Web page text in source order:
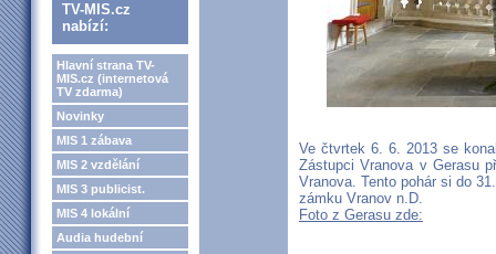
TV-MIS.cz
nabízí:
Hlavní strana TV-
MIS.cz (internetová
TV zdarma)
Novinky
MIS 1 zábava
MIS 2 vzdělání
MIS 3 publicist.
MIS 4 lokální
Audia hudební
Ve čtvrtek 6. 6. 2013 se
Zástupci Vranova v Gerasu
Vranova. Tento pohár si do
zámku Vranov n.D.
Foto z Gerasu zde: